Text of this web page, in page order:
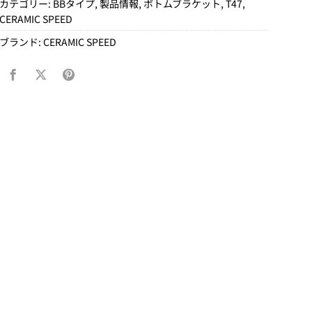
カテゴリー: BBタイプ,製品情報, ボトムブラケット,T47,
CERAMIC SPEED
ブランド:CERAMIC SPEED